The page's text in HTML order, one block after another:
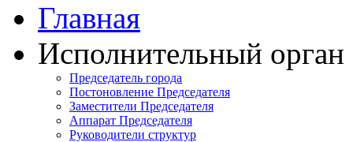
Главная
Исполнительный орган
Председатель города
Постоновление Председателя
Заместители Председателя
Аппарат Председателя
Руководители структур